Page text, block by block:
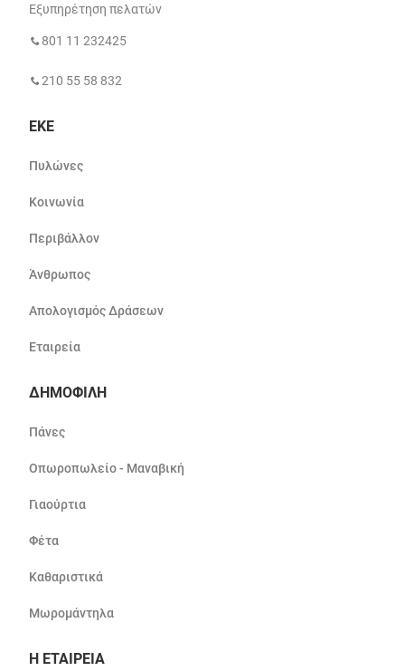
Εξυπηρέτηση πελατών
801 11 232425
210 55 58 832
ΕΚΕ
Πυλώνες
Κοινωνία
Περιβάλλον
Άνθρωπος
Απολογισμός Δράσεων
Εταιρεία
ΔΗΜΟΦΙΛΗ
Πάνες
Οπωροπωλείο - Μαναβική
Γιαούρτια
Φέτα
Καθαριστικά
Μωρομάντηλα
Η ΕΤΑΙΡΕΙΑ